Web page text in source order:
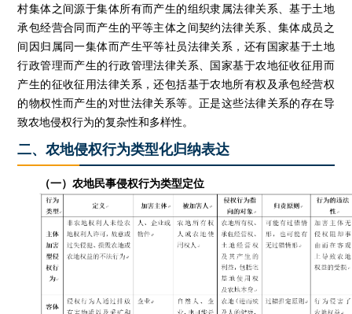
村集体之间源于集体所有而产生的组织隶属法律关系、基于土地
承包经营合同而产生的平等主体之间契约法律关系、集体成员之
间因归属同一集体而产生平等社员法律关系，还有国家基于土地
行政管理而产生的行政管理法律关系、国家基于农地征收征用而
产生的征收征用法律关系，还包括基于农地所有权及承包经营权
的物权性而产生的对世法律关系等。正是这些法律关系的存在导
致农地侵权行为的复杂性和多样性。
二、农地侵权行为类型化归纳表达
（一）农地民事侵权行为类型定位